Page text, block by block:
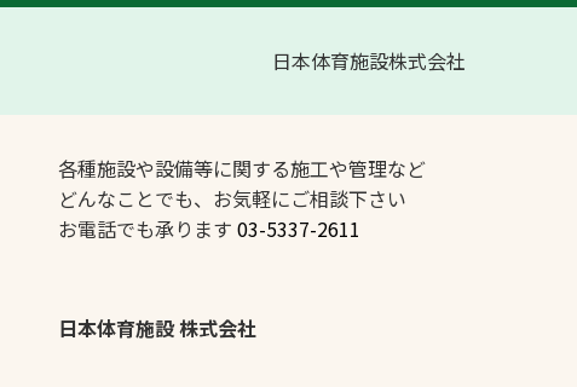
日本体育施設株式会社
各種施設や設備等に関する施工や管理など
どんなことでも、お気軽にご相談下さい
お電話でも承ります 03-5337-2611
日本体育施設 株式会社